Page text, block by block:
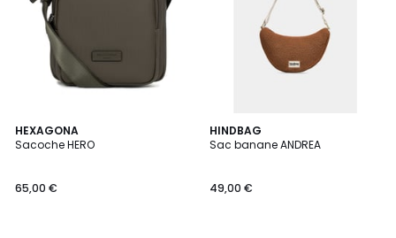
HEXAGONA
Sacoche HERO
65,00 €
3
Couleurs
HINDBAG
Sac banane ANDREA
49,00 €
3
Couleurs